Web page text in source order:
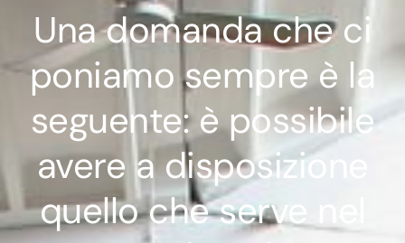
Una domanda che ci
poniamo sempre è la
seguente: è possibile
avere a disposizione
quello che serve nel